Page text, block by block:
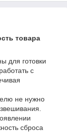
товара
для готовки
с
не нужно
сброса